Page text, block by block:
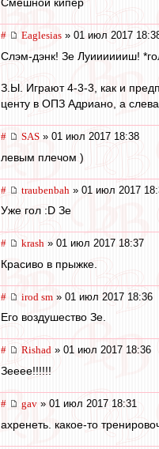
Смешной кипер
# Eaglesias » 01 июл 2017
Слэм-дэнк! Зе Луииииииш!
З.Ы. Играют 4-3-3, как и
центу в ОПЗ Адриано, а
# SAS » 01 июл 2017 18:38
левым плечом )
# traubenbah » 01 июл 2017
Уже гол :D Зе
# krash » 01 июл 2017 18:37
Красиво в прыжке.
# irod sm » 01 июл 2017 18:36
Его воздушество Зе.
# Rishad » 01 июл 2017 18:36
Зееее!!!!!!
# gav » 01 июл 2017 18:31
ахренеть. какое-то